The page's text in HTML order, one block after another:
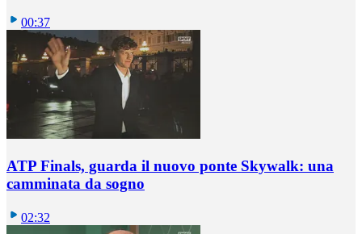
00:37
ATP Finals, guarda il nuovo ponte Skywalk: una
camminata da sogno
02:32